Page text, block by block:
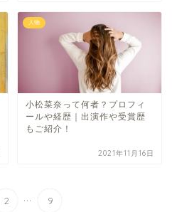
人物
小松菜奈って何者？プロフィ
ールや経歴｜出演作や受賞歴
もご紹介！
2021年11月16日
2 ... 9